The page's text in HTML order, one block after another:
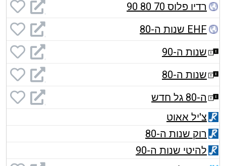
רדיו פלוס 70 80 90
EHF שנות ה-80
שנות ה-90
שנות ה-80
ה-80 גל חדש
צ'יל אאוט
רוק שנות ה-80
להיטי שנות ה-90